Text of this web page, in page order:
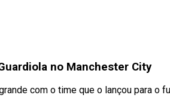
no Manchester City
com o time que o lançou para o